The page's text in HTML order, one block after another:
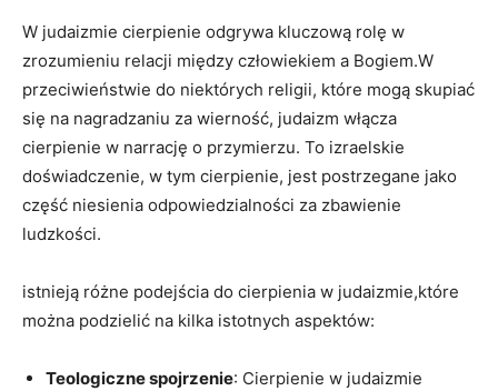
W judaizmie⁤ cierpienie ⁢odgrywa kluczową rolę w
zrozumieniu relacji ⁤między człowiekiem a Bogiem.W
⁣przeciwieństwie do niektórych religii, które mogą skupiać‍
się na ​nagradzaniu za wierność, judaizm włącza
cierpienie ‌w narrację o przymierzu. To izraelskie
doświadczenie, w tym cierpienie, jest postrzegane jako
część niesienia odpowiedzialności za zbawienie
ludzkości.
istnieją różne podejścia do cierpienia w‌ judaizmie,które⁢
można podzielić ⁢na kilka istotnych aspektów:
Teologiczne​ spojrzenie: Cierpienie w judaizmie